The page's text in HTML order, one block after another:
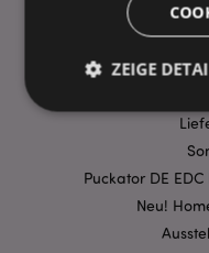
Puckator DE
Neu!
ZEIGE
Unbedingt
Streng-
Kernfunktionen